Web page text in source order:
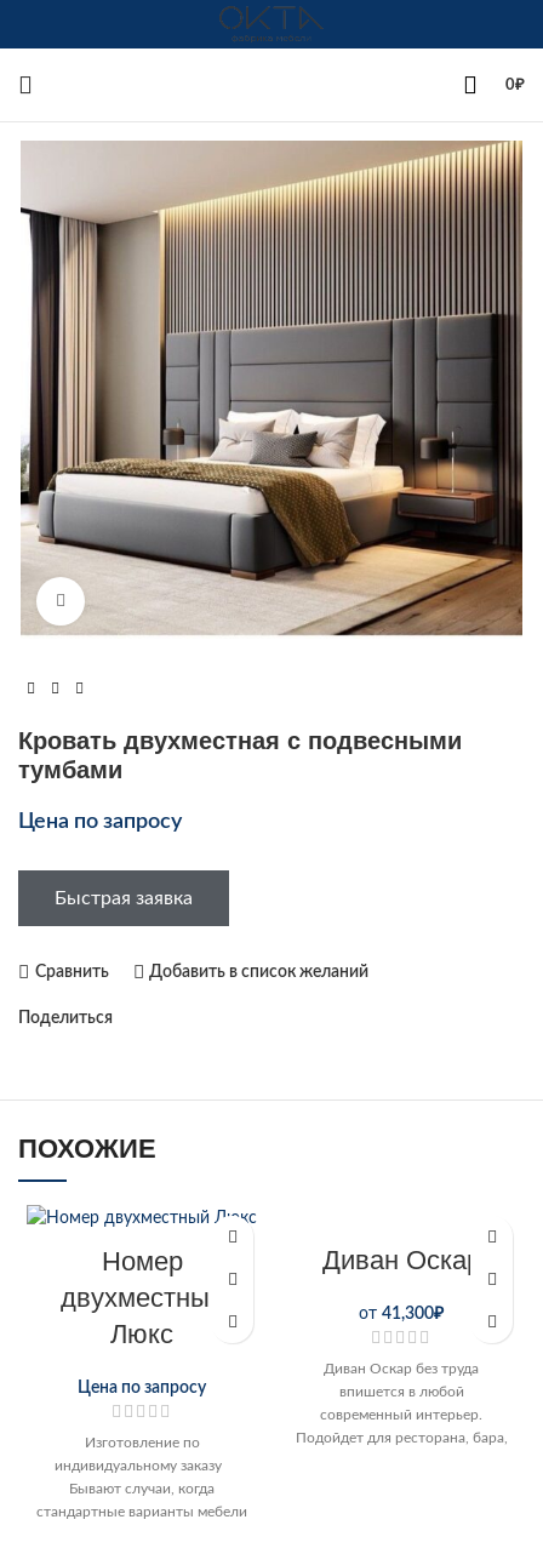
0₽
Кровать двухместная с подвесными
тумбами
Цена по запросу
Быстрая заявка
Сравнить Добавить в список желаний
Поделиться
ПОХОЖИЕ
Номер
двухместный
Люкс
Цена по запросу
Изготовление по
индивидуальному заказу
Бывают случаи, когда
стандартные варианты мебели
Диван Оскар
от 41,300₽
Диван Оскар без труда
впишется в любой
современный интерьер.
Подойдет для ресторана, бара,